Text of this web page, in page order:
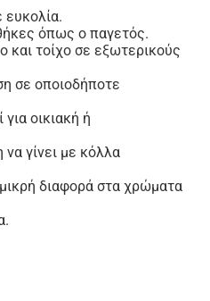
ευκολία.
όπως ο παγετός.
και τοίχο σε εξωτερικούς
σε οποιοδήποτε
οικιακή ή
γίνει με κόλλα
διαφορά στα χρώματα